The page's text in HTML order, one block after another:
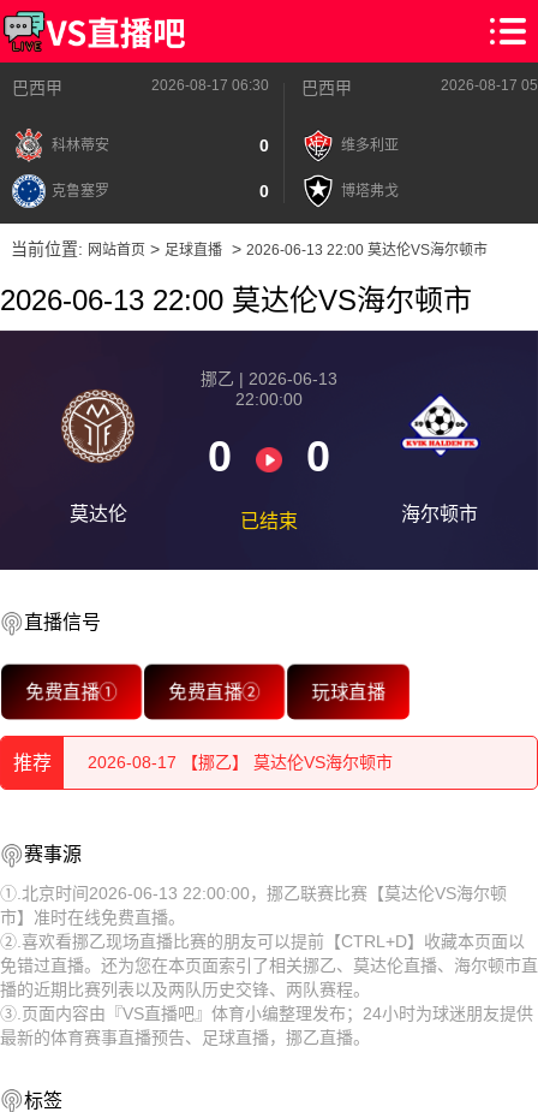
巴西甲 2026-08-17 06:30
科林蒂安 0
克鲁塞罗 0
巴西甲 2026-08-17
维多利亚
博塔弗戈
当前位置: 网站首页> 足球直播> 2026-06-13 22:00 莫达伦VS海尔顿市
2026-06-13 22:00 莫达伦VS海尔顿市
莫达伦
挪乙 | 2026-06-13
22:00:00
0 0
已结束 海尔顿市
直播信号
免费直播① 免费直播② 玩球直播
推荐
2026-08-17 【挪乙】 莫达伦VS海尔顿市
2026-08-17 【挪乙】 莫达伦VS海尔顿市
2026-08-17 【挪乙】 莫达伦VS海尔顿市
2026-08-17 【挪乙】 莫达伦VS海尔顿市
2026-08-17 【挪乙】 莫达伦VS海尔顿市
2026-08-17 【挪乙】 莫达伦VS海尔顿市
2026-08-17 【挪乙】 莫达伦VS海尔顿市
2026-08-17 【挪乙】 莫达伦VS海尔顿市
赛事源
①.北京时间2026-06-13 22:00:00，挪乙联赛比赛【莫达伦VS海尔顿
市】准时在线免费直播。
②.喜欢看挪乙现场直播比赛的朋友可以提前【CTRL+D】收藏本页面以
免错过直播。还为您在本页面索引了相关挪乙、莫达伦直播、海尔顿市直
播的近期比赛列表以及两队历史交锋、两队赛程。
③.页面内容由『VS直播吧』体育小编整理发布；24小时为球迷朋友提供
最新的体育赛事直播预告、足球直播，挪乙直播。
标签